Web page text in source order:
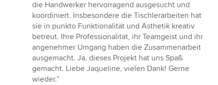
die Handwerker hervorragend ausgesucht und
koordiniert. Insbesondere die Tischlerarbeiten hat
sie in punkto Funktionalität und Ästhetik kreativ
betreut. Ihre Professionalität, ihr Teamgeist und ihr
angenehmer Umgang haben die Zusammenarbeit
ausgemacht. Ja, dieses Projekt hat uns Spaß
gemacht. Liebe Jaqueline, vielen Dank! Gerne
wieder.”